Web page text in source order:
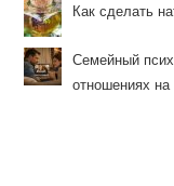
Как сделать
Семейный
отношениях на